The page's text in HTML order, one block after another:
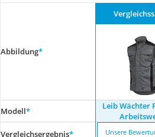
Abbildung*
Modell*
Leib Wächter
Vergleichsergebnis*
Unsere